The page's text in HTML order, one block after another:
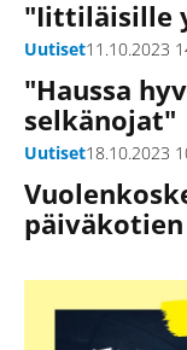
"Iittiläisille
Uutiset11.10.2023
"Haussa
selkänojat"
Uutiset18.10.2023